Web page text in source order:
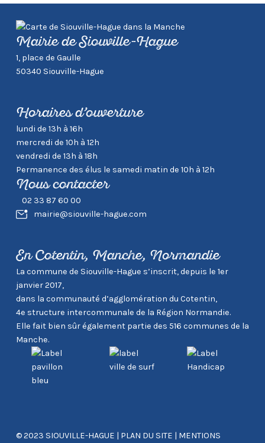
Mairie de Siouville-Hague
1, place de Gaulle
50340 Siouville-Hague
Horaires d’ouverture
lundi de 13h à 16h
mercredi de 10h à 12h
vendredi de 13h à 18h
Permanence des élus le samedi matin de 10h à 12h
Nous contacter
02 33 87 60 00
mairie@siouville-hague.com
En Cotentin, Manche, Normandie
La commune de Siouville-Hague s’inscrit, depuis le 1er
janvier 2017,
dans la communauté d’agglomération du Cotentin,
4e structure intercommunale de la Région Normandie.
Elle fait bien sûr également partie des 516 communes de la
Manche.
© 2023 SIOUVILLE-HAGUE | PLAN DU SITE | MENTIONS